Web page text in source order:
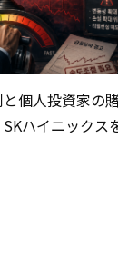
個人投資家の
ハイニックス